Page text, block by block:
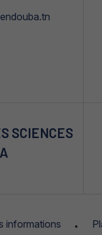
SCIENCES
informations